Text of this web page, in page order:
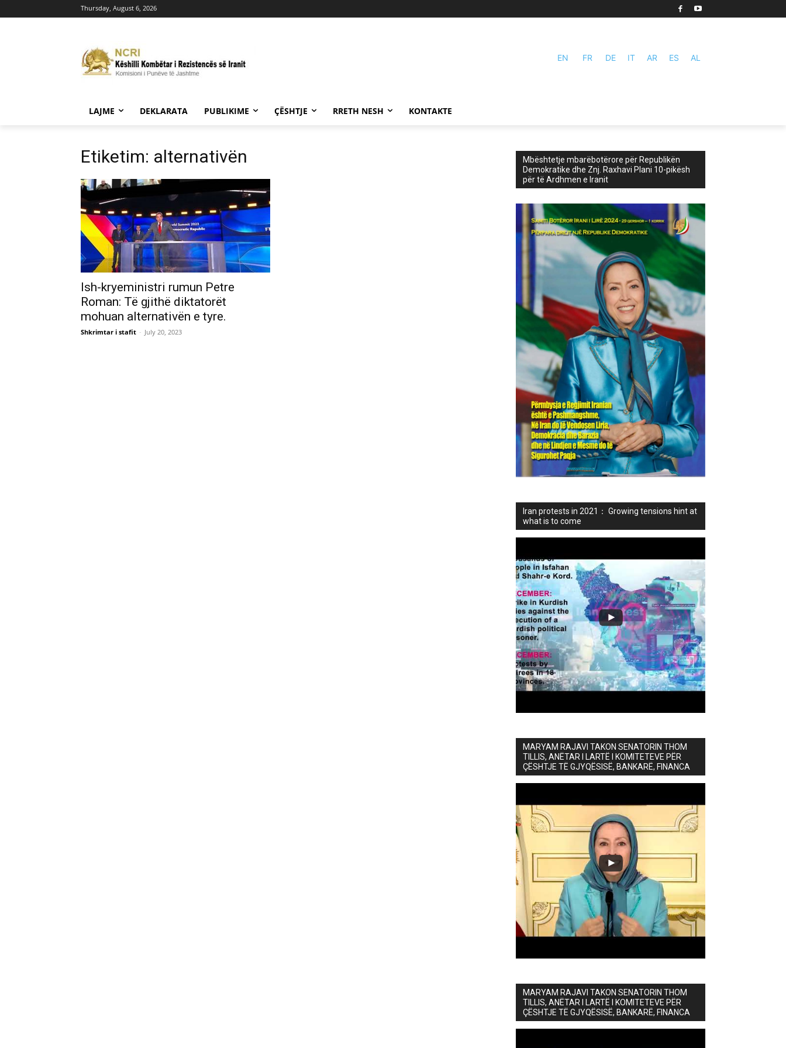
Thursday, August 6, 2026
EN FR DE IT AR ES AL
LAJME DEKLARATA PUBLIKIME ÇËSHTJE RRETH NESH KONTAKTE
Etiketim: alternativën
Ish-kryeministri rumun Petre
Roman: Të gjithë diktatorët
mohuan alternativën e tyre.
Shkrimtar i stafit - July 20, 2023
Mbështetje mbarëbotërore për Republikën
Demokratike dhe Znj. Raxhavi Plani 10-pikësh
për të Ardhmen e Iranit
Iran protests in 2021： Growing tensions hint at
what is to come
MARYAM RAJAVI TAKON SENATORIN THOM
TILLIS, ANËTAR I LARTË I KOMITETEVE PËR
ÇËSHTJE TË GJYQËSISË, BANKARË, FINANCA
MARYAM RAJAVI TAKON SENATORIN THOM
TILLIS, ANËTAR I LARTË I KOMITETEVE PËR
ÇËSHTJE TË GJYQËSISË, BANKARË, FINANCA